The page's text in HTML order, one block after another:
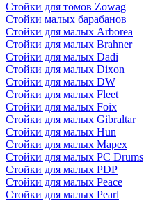
Стойки для томов Zowag
Стойки малых барабанов
Стойки для малых Arborea
Стойки для малых Brahner
Стойки для малых Dadi
Стойки для малых Dixon
Стойки для малых DW
Стойки для малых Fleet
Стойки для малых Foix
Стойки для малых Gibraltar
Стойки для малых Hun
Стойки для малых Mapex
Стойки для малых PC Drums
Стойки для малых PDP
Стойки для малых Peace
Стойки для малых Pearl